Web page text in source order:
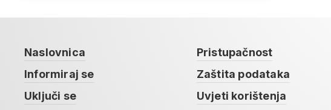
Naslovnica
Informiraj se
Uključi se
Pristupačnost
Zaštita podataka
Uvjeti korištenja